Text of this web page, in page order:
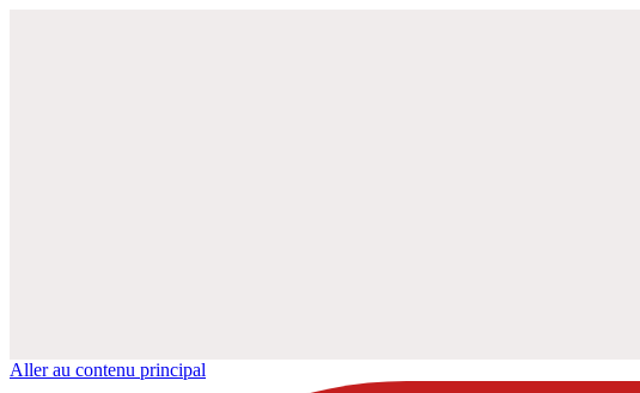
Aller au contenu principal